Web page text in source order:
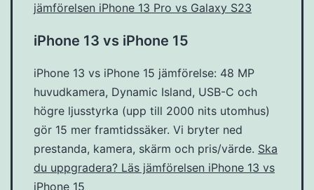
jämförelsen iPhone 13 Pro vs Galaxy S23
iPhone 13 vs iPhone 15
iPhone 13 vs iPhone 15 jämförelse: 48 MP
huvudkamera, Dynamic Island, USB-C och
högre ljusstyrka (upp till 2000 nits utomhus)
gör 15 mer framtidssäker. Vi bryter ned
prestanda, kamera, skärm och pris/värde. Ska
du uppgradera? Läs jämförelsen iPhone 13 vs
iPhone 15